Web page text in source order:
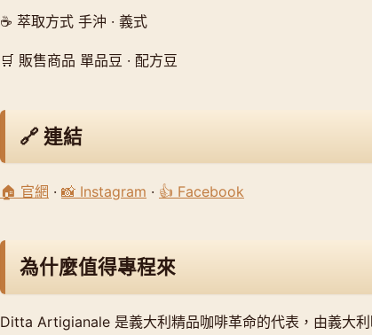
☕ 萃取方式 手沖 · 義式
🛒 販售商品 單品豆 · 配方豆
🔗 連結
🏠 官網 · 📸 Instagram · 👍 Facebook
為什麼值得專程來
Ditta Artigianale 是義大利精品咖啡革命的代表，由義大